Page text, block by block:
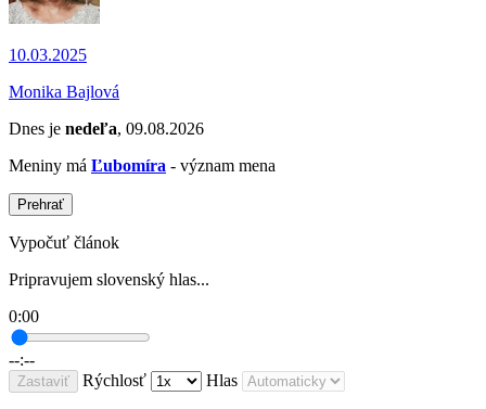
10.03.2025
Monika Bajlová
Dnes je nedeľa, 09.08.2026
Meniny má Ľubomíra - význam mena
Prehrať
Vypočuť článok
Pripravujem slovenský hlas...
0:00
--:--
Zastaviť Rýchlosť Hlas